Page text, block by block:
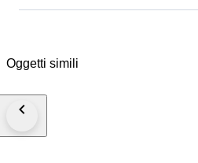
Oggetti simili